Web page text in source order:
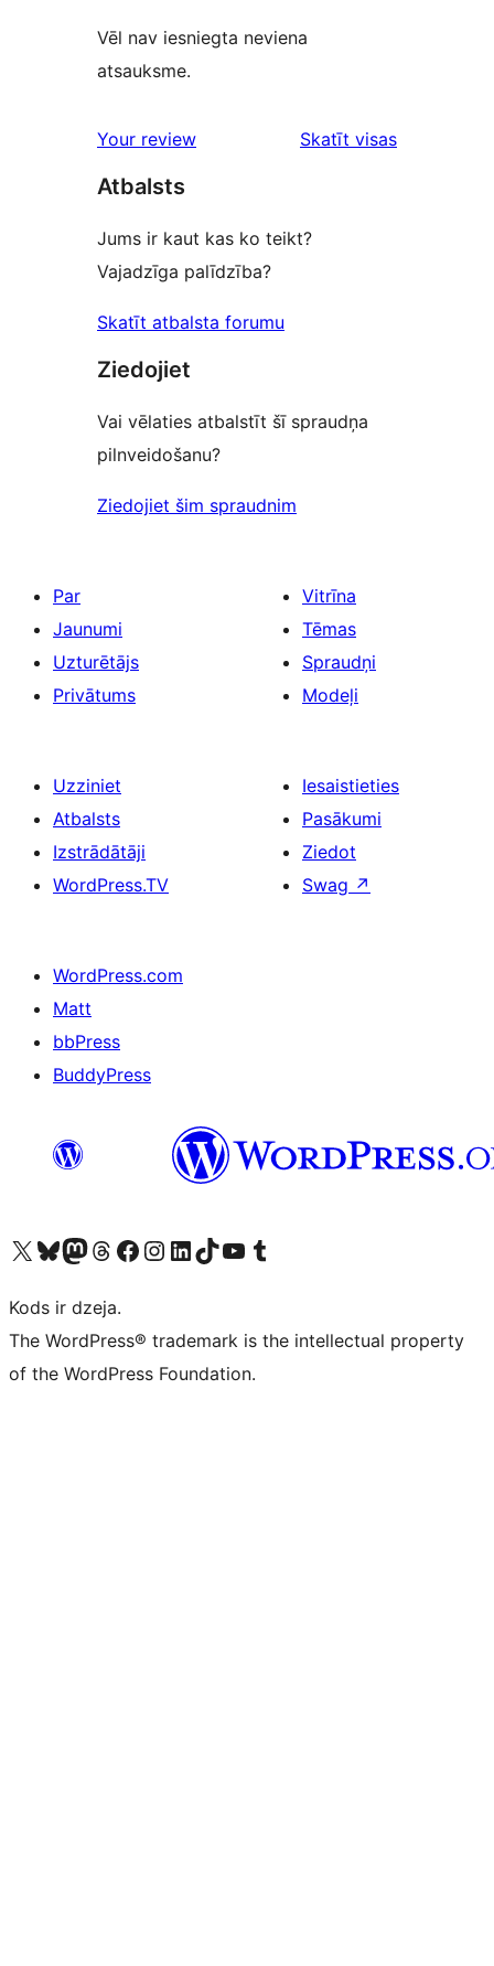
Vēl nav iesniegta neviena
atsauksme.
Your review Skatīt visasatsauksmes
Atbalsts
Jums ir kaut kas ko teikt?
Vajadzīga palīdzība?
Skatīt atbalsta forumu
Ziedojiet
Vai vēlaties atbalstīt šī spraudņa
pilnveidošanu?
Ziedojiet šim spraudnim
Par
Jaunumi
Uzturētājs
Privātums
Vitrīna
Tēmas
Spraudņi
Modeļi
Uzziniet
Atbalsts
Izstrādātāji
WordPress.TV
Iesaistieties
Pasākumi
Ziedot
Swag ↗
WordPress.com
Matt
bbPress
BuddyPress
Apmeklējiet mūsu X (agrāk Twitter) kontu
Apmeklējiet mūsu Bluesky kontu
Apmeklējiet mūsu Mastodon kontu
Apmeklējiet mūsu Threads kontu
Apmeklējiet mūsu Facebook lapuApmeklējiet mūsu Instagram kontu
Apmeklējiet mūsu LinkedIn kontu
Apmeklējiet mūsu TikTok kontu
Apmeklējiet mūsu YouTube kanālu
Apmeklējiet mūsu Tumblr kontu
Kods ir dzeja.
The WordPress® trademark is the intellectual property
of the WordPress Foundation.